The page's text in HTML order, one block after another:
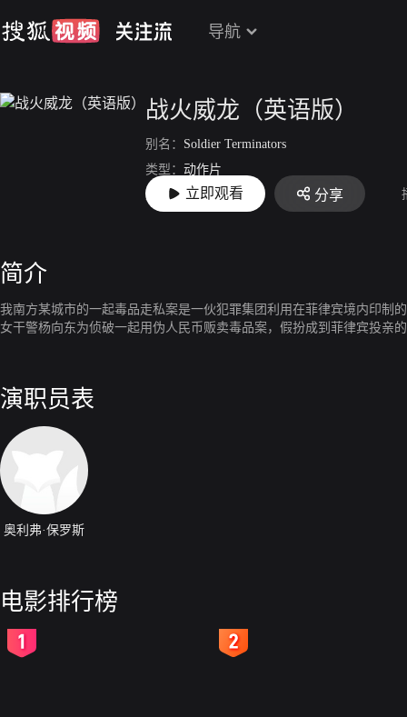
导航
战火威龙（英语版）
别名： Soldier Terminators
类型： 动作片
上映： 1988
立即观看 分享
简介
我南方某城市的一起毒品走私案是一伙犯罪集团利用在菲律宾境内印制
女干警杨向东为侦破一起用伪人民币贩卖毒品案，假扮成到菲律宾投亲
演职员表
奥利弗·保罗斯
电影排行榜